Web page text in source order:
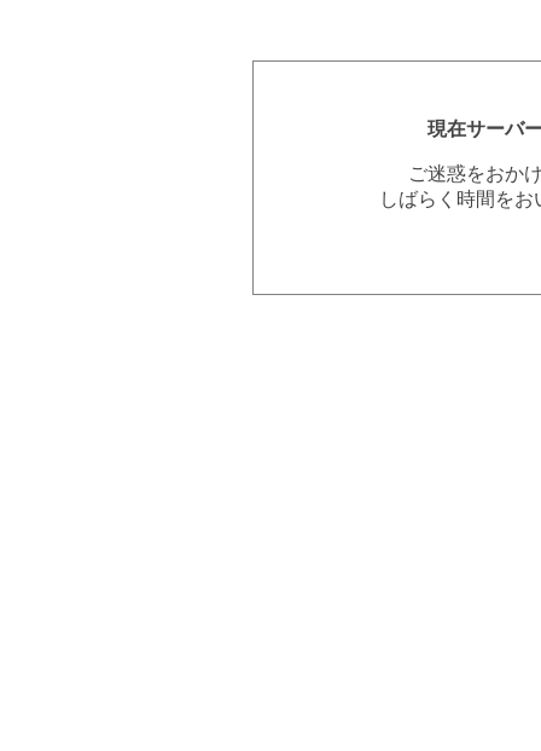
現在サーバ
ご迷惑をおか
しばらく時間を